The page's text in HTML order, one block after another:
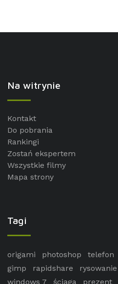
Na witrynie
Kontakt
Do pobrania
Rankingi
Zostań ekspertem
Wszystkie filmy
Mapa strony
Tagi
origami photoshop telefon
gimp
rapidshare rysowanie
windows 7
ściąga prezent